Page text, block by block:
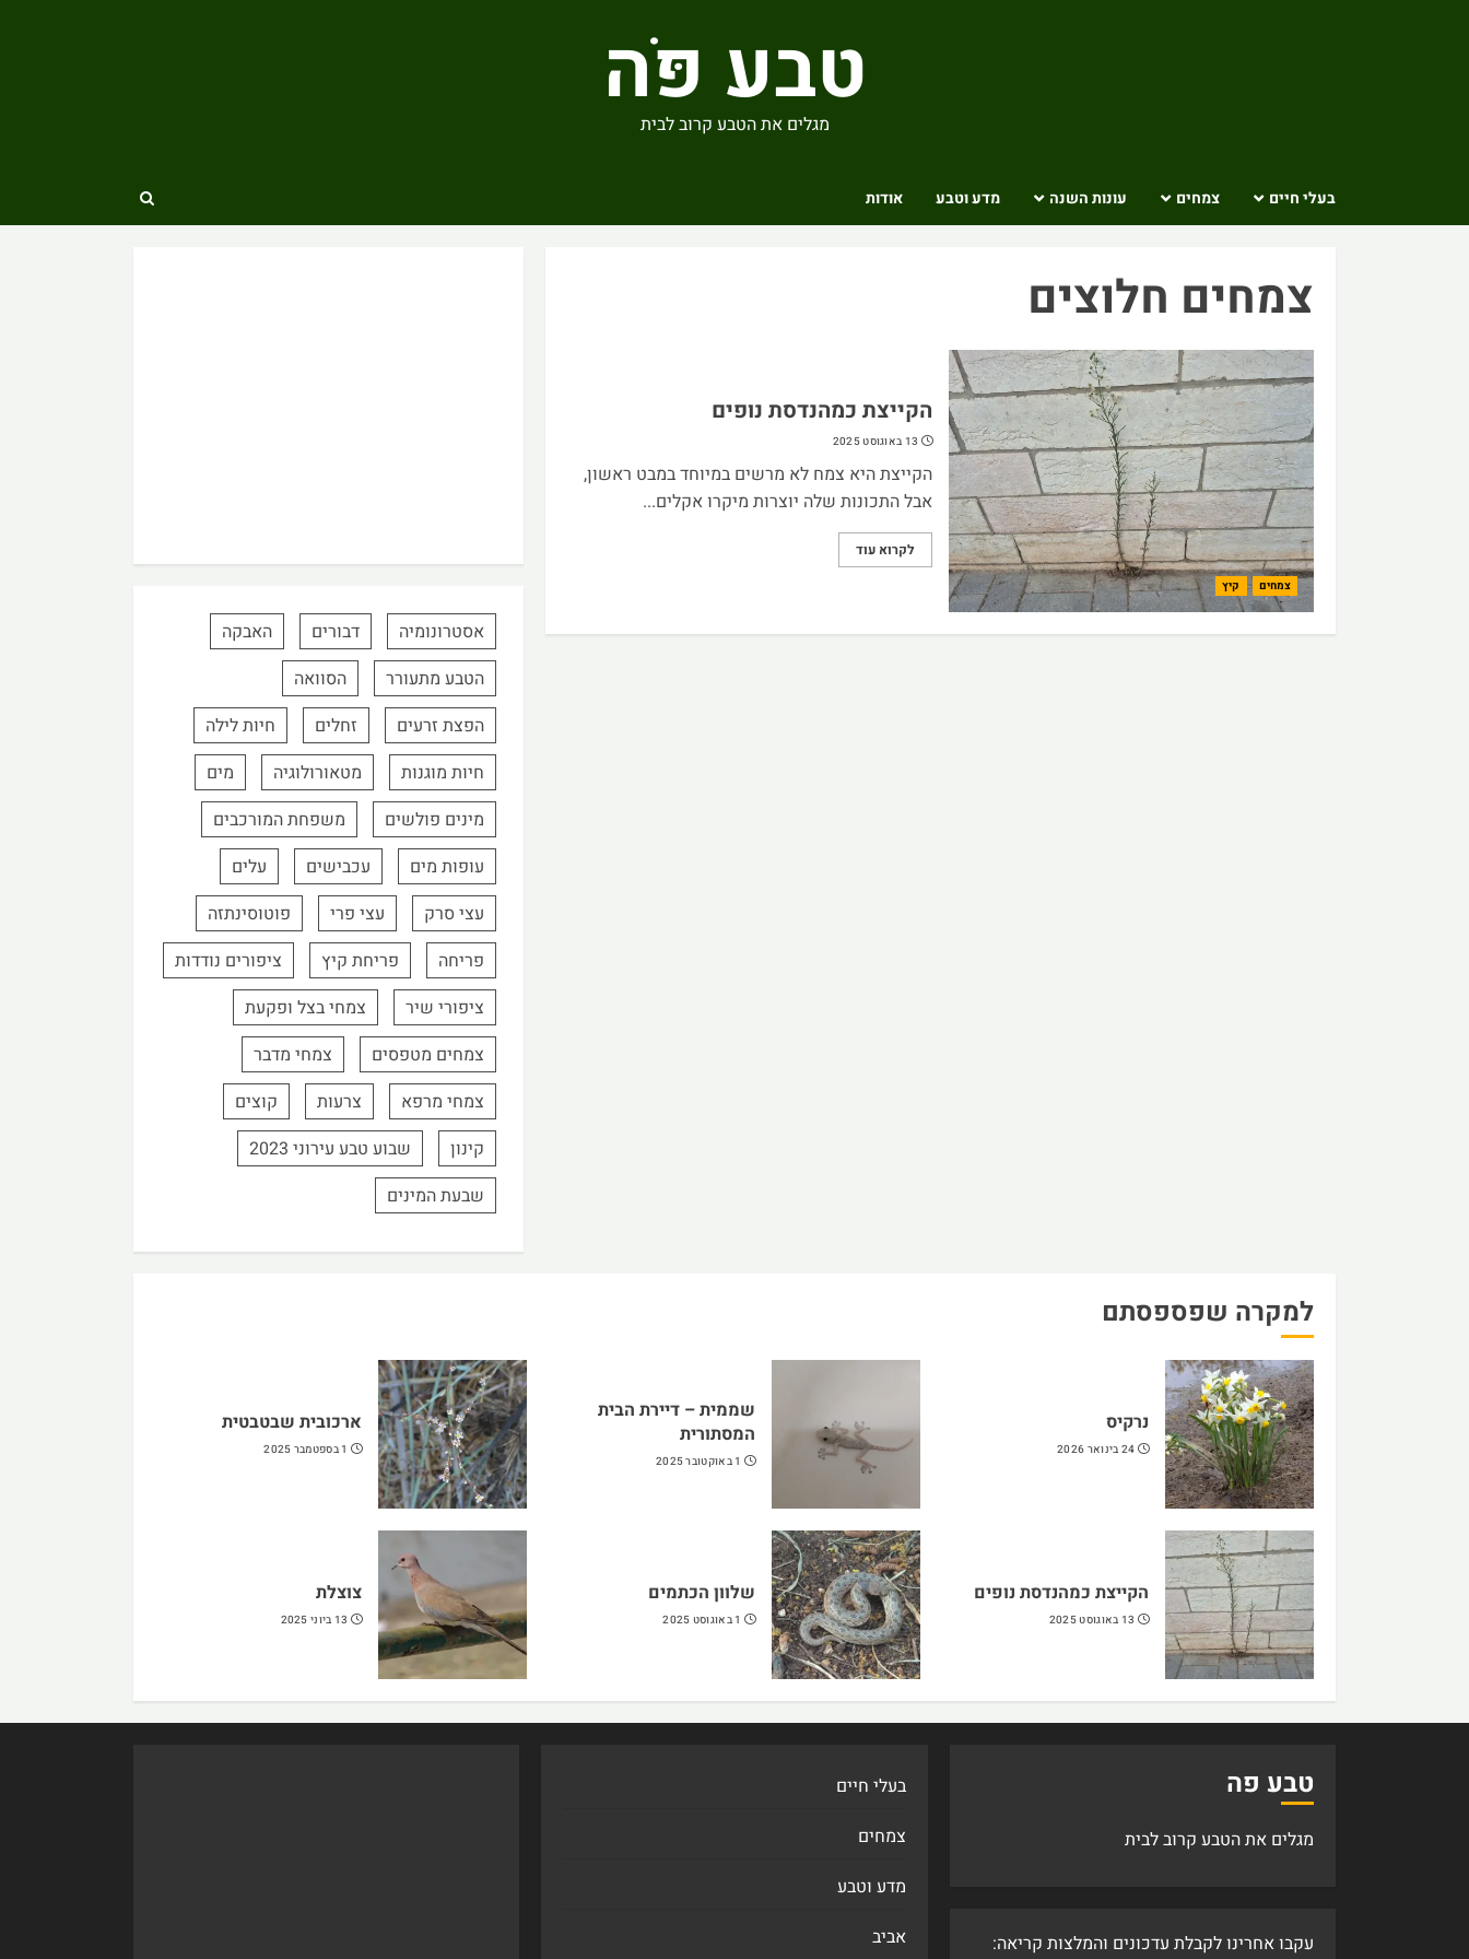
טבע פֹּה
מגלים את הטבע קרוב לבית
בעלי חיים צמחים עונות השנה מדע וטבע אודות
צמחים חלוצים
צמחים קיץ
הקייצת כמהנדסת נופים
13 באוגוסט 2025
הקייצת היא צמח לא מרשים במיוחד במבט ראשון,
אבל התכונות שלה יוצרות מיקרו אקלים...
לקרוא עוד
אסטרונומיה דבורים
האבקה
הטבע מתעורר
הסוואה
הפצת זרעים
זחלים
חיות לילה
חיות מוגנות
מטאורולוגיה
מים
מינים פולשים
משפחת המורכבים
עופות מים
עכבישים
עלים
עצי סרק
עצי פרי
פוטוסינתזה
פריחה
פריחת קיץ
ציפורים נודדות
ציפורי שיר
צמחי בצל ופקעת
צמחים מטפסים
צמחי מדבר
צמחי מרפא
צרעות
קוצים
קינון
שבוע טבע עירוני 2023
שבעת המינים
למקרה שפספסתם
נרקיס
24 בינואר 2026
שממית – דיירת הבית
המסתורית
1 באוקטובר 2025
ארכובית שבטבטית
1 בספטמבר 2025
הקייצת כמהנדסת נופים
13 באוגוסט 2025
שלוון הכתמים
1 באוגוסט 2025
צוצלת
13 ביוני 2025
טבע פה
מגלים את הטבע קרוב לבית
עקבו אחרינו לקבלת עדכונים והמלצות קריאה:
בעלי חיים
צמחים
מדע וטבע
אביב